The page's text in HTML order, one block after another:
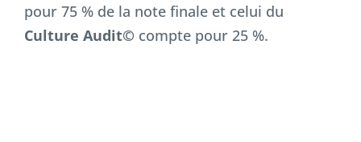
pour 75 % de la note finale et celui du
Culture Audit© compte pour 25 %.